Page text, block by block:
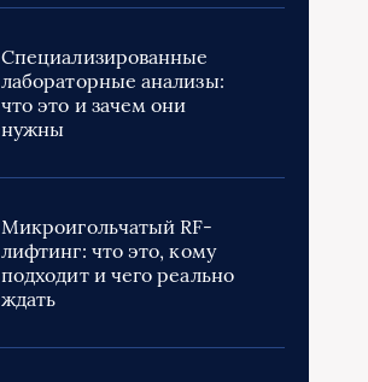
Специализированные
лабораторные анализы:
что это и зачем они
нужны
Микроигольчатый RF-
лифтинг: что это, кому
подходит и чего реально
ждать